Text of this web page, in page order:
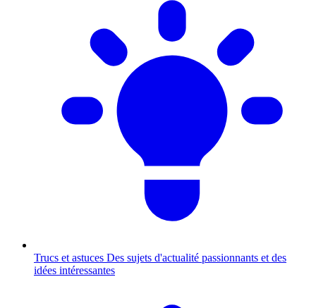
Trucs et astuces Des sujets d'actualité passionnants et des
idées intéressantes